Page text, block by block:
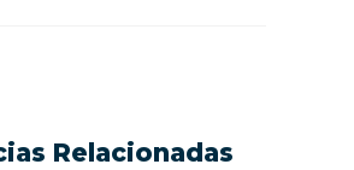
Relacionadas